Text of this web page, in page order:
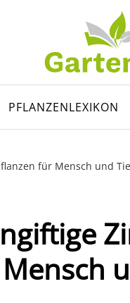
PFLANZENLEXIKON
für Mensch und
Mensch